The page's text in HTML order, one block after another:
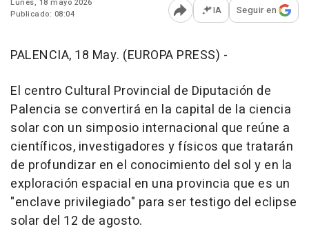
Lunes, 18 mayo 2026
Publicado: 08:04
Abrir opciones para
IA Seguir en
PALENCIA, 18 May. (EUROPA PRESS) -
El centro Cultural Provincial de Diputación de
Palencia se convertirá en la capital de la ciencia
solar con un simposio internacional que reúne a
científicos, investigadores y físicos que tratarán
de profundizar en el conocimiento del sol y en la
exploración espacial en una provincia que es un
"enclave privilegiado" para ser testigo del eclipse
solar del 12 de agosto.